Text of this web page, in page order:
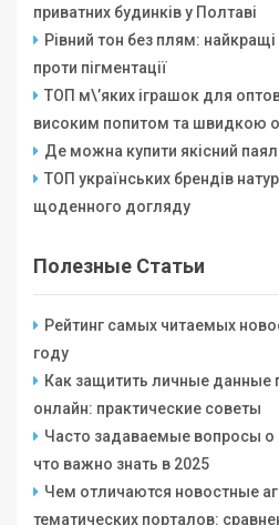
приватних будинків у Полтаві
Рівний тон без плям:
проти пігментації
ТОП м\’яких іграшок для
високим попитом та швидкою
Де можна купити якісний
ТОП українських брендів
щоденного догляду
Полезные Статьи
Рейтинг самых читаемых
году
Как защитить личные данные
онлайн: практические советы
Часто задаваемые вопросы о
что важно знать в 2025
Чем отличаются новостные
тематических порталов: